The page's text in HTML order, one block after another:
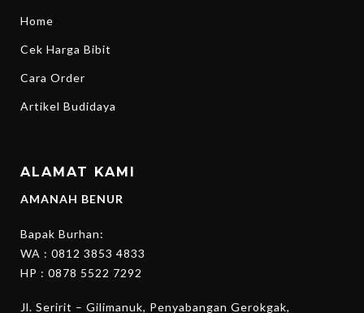
Home
Cek Harga Bibit
Cara Order
Artikel Budidaya
ALAMAT KAMI
AMANAH BENUR
Bapak Burhan:
WA : 0812 3853 4833
HP : 0878 5522 7292
Jl. Seririt – Gilimanuk, Penyabangan Gerokgak,